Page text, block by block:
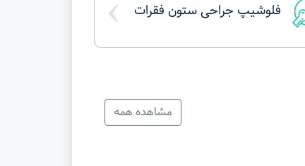
فلوشیپ جراحی ستون فقرات
مشاهده همه